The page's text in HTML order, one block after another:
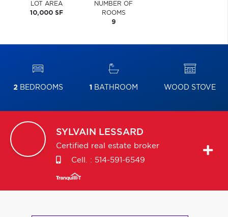
LOT AREA
10,000 SF
NUMBER OF
ROOMS
9
2BEDROOMS 1 BATHROOM WOOD STOVE
SYLVAIN LESSARD
Certified real estate broker
Cell. : 514-591-6549